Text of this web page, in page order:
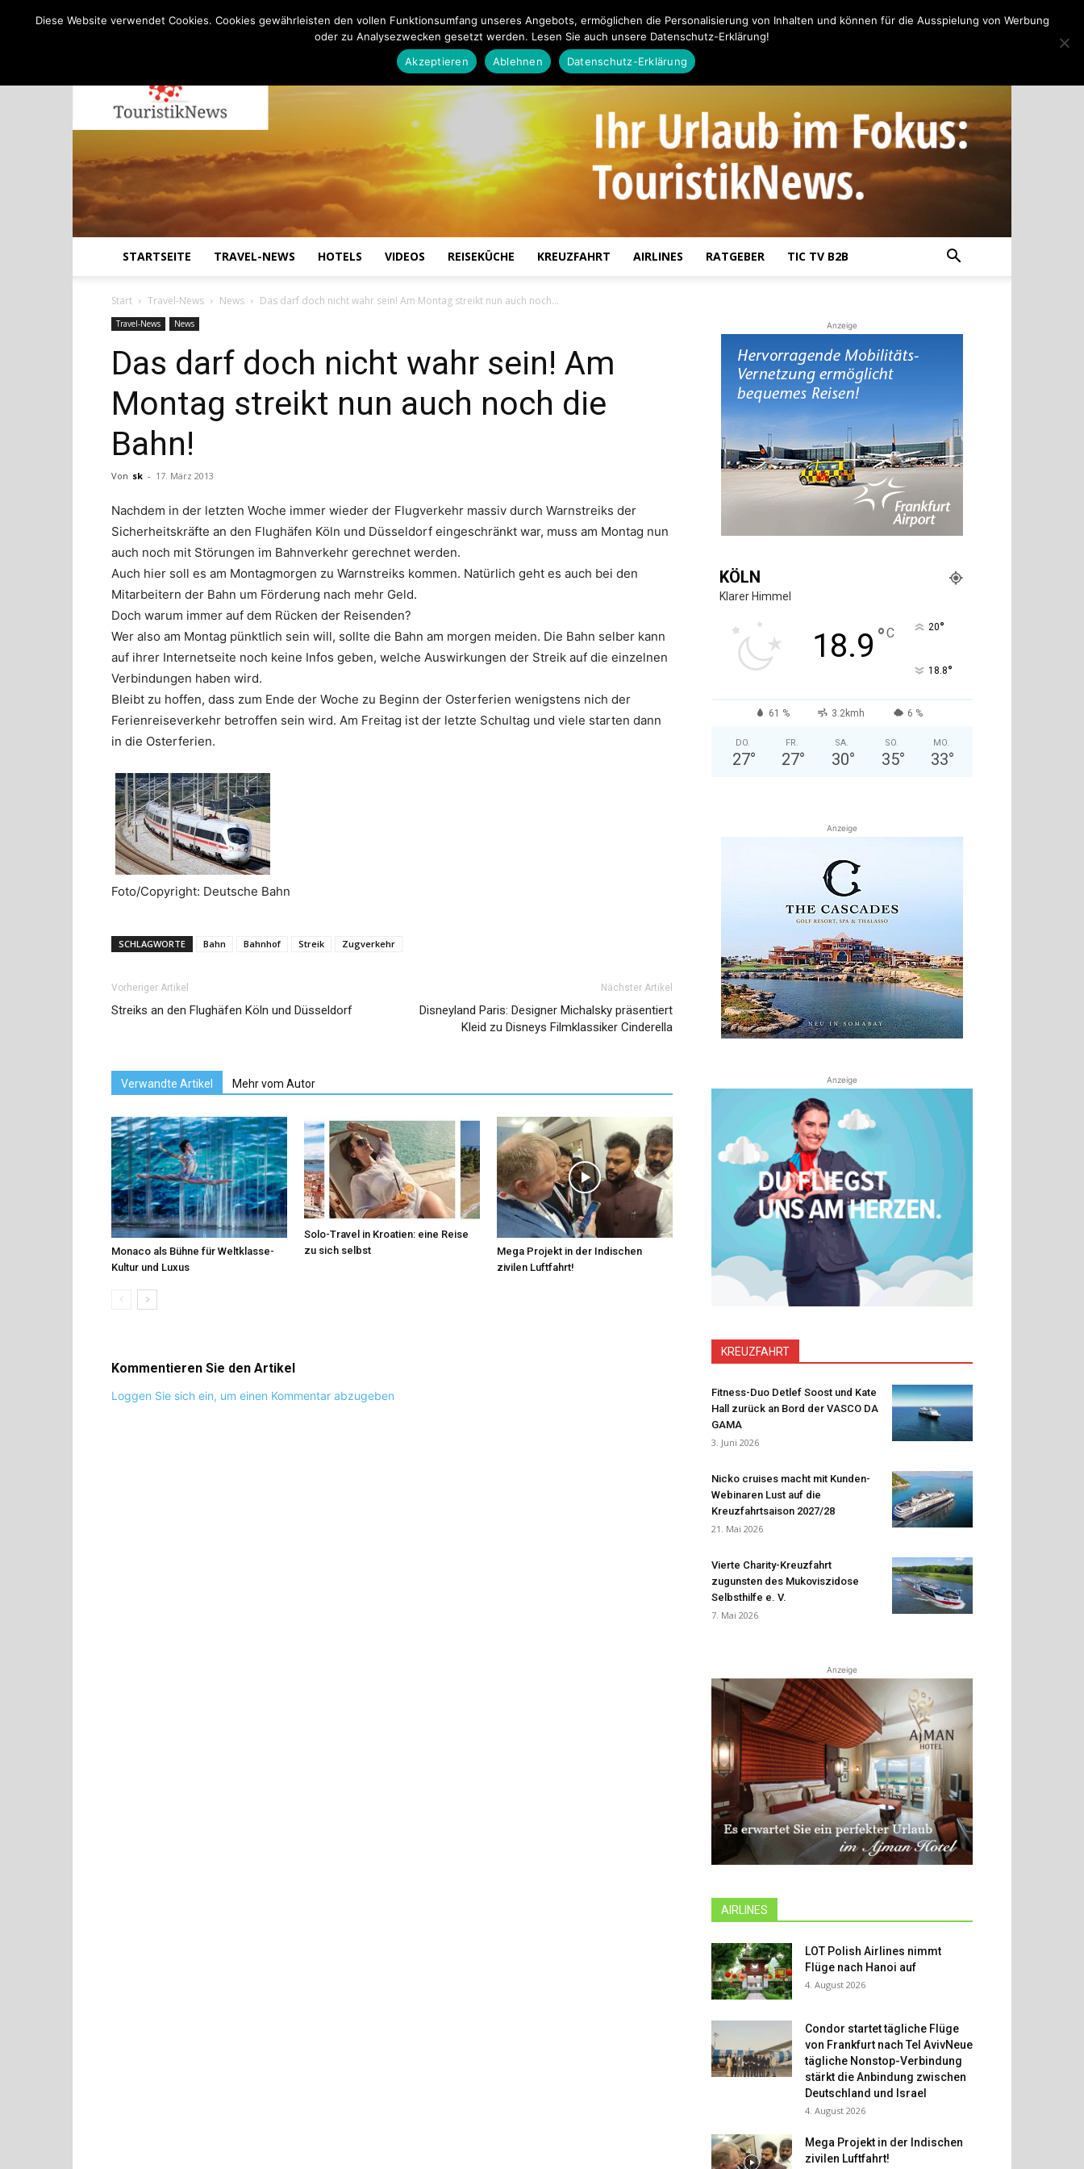
Reiseempfehlungen.
STARTSEITE TRAVEL-NEWS HOTELS VIDEOS REISEKÜCHE KREUZFAHRT AIRLINES RATGEBER TIC TV B2B
Start Travel-News News Das darf doch nicht wahr sein! Am Montag streikt nun auch noch...
Travel-News News
Das darf doch nicht wahr sein! Am
Montag streikt nun auch noch die
Bahn!
Von sk - 17. März 2013
Nachdem in der letzten Woche immer wieder der Flugverkehr massiv durch Warnstreiks der
Sicherheitskräfte an den Flughäfen Köln und Düsseldorf eingeschränkt war, muss am Montag nun
auch noch mit Störungen im Bahnverkehr gerechnet werden.
Auch hier soll es am Montagmorgen zu Warnstreiks kommen. Natürlich geht es auch bei den
Mitarbeitern der Bahn um Förderung nach mehr Geld.
Doch warum immer auf dem Rücken der Reisenden?
Wer also am Montag pünktlich sein will, sollte die Bahn am morgen meiden. Die Bahn selber kann
auf ihrer Internetseite noch keine Infos geben, welche Auswirkungen der Streik auf die einzelnen
Verbindungen haben wird.
Bleibt zu hoffen, dass zum Ende der Woche zu Beginn der Osterferien wenigstens nich der
Ferienreiseverkehr betroffen sein wird. Am Freitag ist der letzte Schultag und viele starten dann
in die Osterferien.
Foto/Copyright: Deutsche Bahn
SCHLAGWORTE Bahn Bahnhof Streik Zugverkehr
Vorheriger Artikel
Streiks an den Flughäfen Köln und Düsseldorf
Nächster Artikel
Disneyland Paris: Designer Michalsky präsentiert
Kleid zu Disneys Filmklassiker Cinderella
Verwandte Artikel Mehr vom Autor
Monaco als Bühne für Weltklasse-
Kultur und Luxus
Solo-Travel in Kroatien: eine Reise
zu sich selbst
Mega Projekt in der Indischen
zivilen Luftfahrt!
Kommentieren Sie den Artikel
Loggen Sie sich ein, um einen Kommentar abzugeben
Anzeige
KÖLN
Klarer Himmel
18.9 °C 20°
18.8°
61 % 3.2kmh 6 %
DO.
27°
FR.
27°
SA.
30°
SO.
35°
MO.
33°
Anzeige
Anzeige
KREUZFAHRT
Fitness-Duo Detlef Soost und Kate
Hall zurück an Bord der VASCO DA
GAMA
3. Juni 2026
Nicko cruises macht mit Kunden-
Webinaren Lust auf die
Kreuzfahrtsaison 2027/28
21. Mai 2026
Vierte Charity-Kreuzfahrt
zugunsten des Mukoviszidose
Selbsthilfe e. V.
7. Mai 2026
Anzeige
AIRLINES
LOT Polish Airlines nimmt
Flüge nach Hanoi auf
4. August 2026
Condor startet tägliche Flüge
von Frankfurt nach Tel AvivNeue
tägliche Nonstop-Verbindung
stärkt die Anbindung zwischen
Deutschland und Israel
4. August 2026
Mega Projekt in der Indischen
zivilen Luftfahrt!
Diese Website verwendet Cookies. Cookies gewährleisten den vollen Funktionsumfang unseres Angebots, ermöglichen die Personalisierung von Inhalten und können für die Ausspielung von Werbung
oder zu Analysezwecken gesetzt werden. Lesen Sie auch unsere Datenschutz-Erklärung!
Akzeptieren
Ablehnen Datenschutz-Erklärung